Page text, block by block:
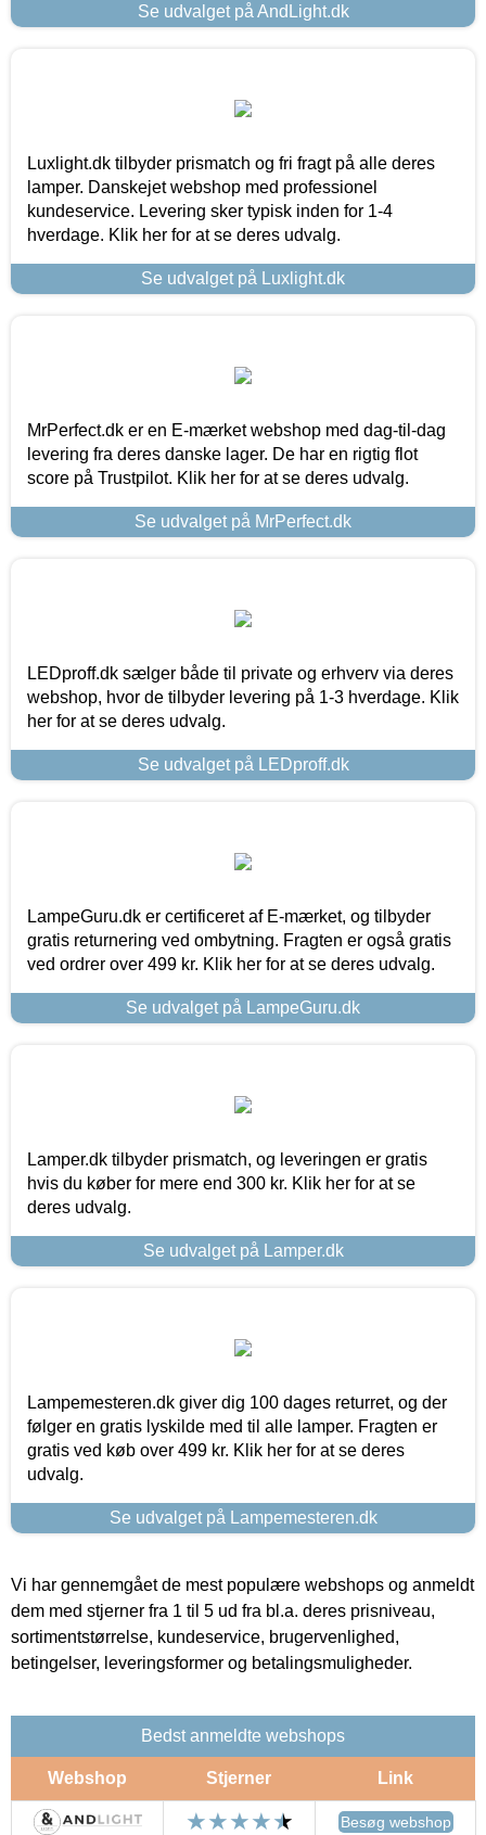
Se udvalget på AndLight.dk
Luxlight.dk tilbyder prismatch og fri fragt på alle deres
lamper. Danskejet webshop med professionel
kundeservice. Levering sker typisk inden for 1-4
hverdage. Klik her for at se deres udvalg.
Se udvalget på Luxlight.dk
MrPerfect.dk er en E-mærket webshop med dag-til-dag
levering fra deres danske lager. De har en rigtig flot
score på Trustpilot. Klik her for at se deres udvalg.
Se udvalget på MrPerfect.dk
LEDproff.dk sælger både til private og erhverv via deres
webshop, hvor de tilbyder levering på 1-3 hverdage. Klik
her for at se deres udvalg.
Se udvalget på LEDproff.dk
LampeGuru.dk er certificeret af E-mærket, og tilbyder
gratis returnering ved ombytning. Fragten er også gratis
ved ordrer over 499 kr. Klik her for at se deres udvalg.
Se udvalget på LampeGuru.dk
Lamper.dk tilbyder prismatch, og leveringen er gratis
hvis du køber for mere end 300 kr. Klik her for at se
deres udvalg.
Se udvalget på Lamper.dk
Lampemesteren.dk giver dig 100 dages returret, og der
følger en gratis lyskilde med til alle lamper. Fragten er
gratis ved køb over 499 kr. Klik her for at se deres
udvalg.
Se udvalget på Lampemesteren.dk
Vi har gennemgået de mest populære webshops og anmeldt
dem med stjerner fra 1 til 5 ud fra bl.a. deres prisniveau,
sortimentstørrelse, kundeservice, brugervenlighed,
betingelser, leveringsformer og betalingsmuligheder.
Bedst anmeldte webshops
Webshop Stjerner Link
Besøg webshop